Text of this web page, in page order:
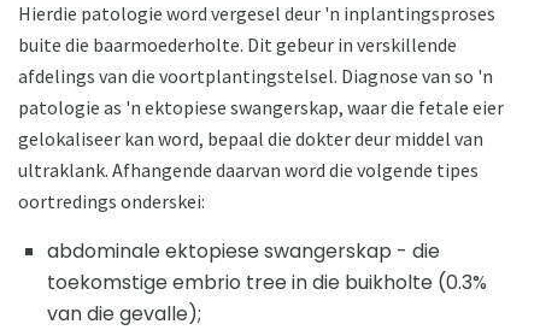
Hierdie patologie word vergesel deur 'n inplantingsproses
buite die baarmoederholte. Dit gebeur in verskillende
afdelings van die voortplantingstelsel. Diagnose van so 'n
patologie as 'n ektopiese swangerskap, waar die fetale eier
gelokaliseer kan word, bepaal die dokter deur middel van
ultraklank. Afhangende daarvan word die volgende tipes
oortredings onderskei:
abdominale ektopiese swangerskap - die
toekomstige embrio tree in die buikholte (0.3%
van die gevalle);